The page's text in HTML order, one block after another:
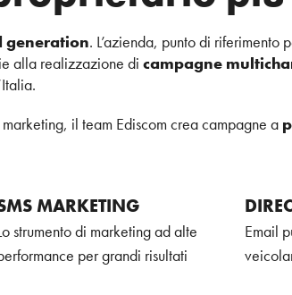
generation. L’azienda, punto di
alla realizzazione di campagne
il team Ediscom crea campagne a
MARKETING
strumento di marketing ad alte
per grandi risultati
Email